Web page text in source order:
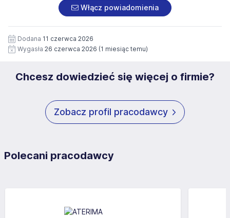
pod numerem 33 816 64 09 lub pisemnie na adres
siedziby administratora.
https://www.workprofit.pl/klauzula-informacyjna.html
załączonych dokumentach aplikacyjnych (w tym
wizerunku), na potrzeby przyszłych rekrutacji przez okres
12 miesięcy. Zgoda jest dobrowolna i może być w każdym
czasie wycofana.
Włącz powiadomienia
Dodana 11 czerwca 2026
Wygasła 26 czerwca 2026 (1 miesiąc temu)
Chcesz dowiedzieć się więcej o firmie?
Zobacz profil pracodawcy
Polecani pracodawcy